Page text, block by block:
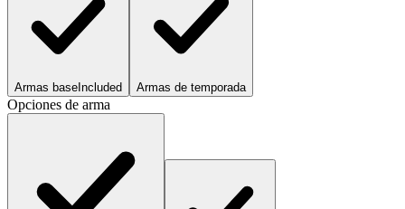
Armas base Included Armas de temporada
Opciones de arma